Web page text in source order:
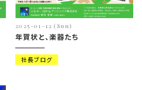
2025-01-12 (Sun)
年賀状と、楽器たち
社長ブログ